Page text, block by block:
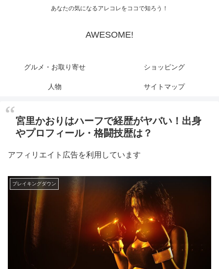
あなたの気になるアレコレをココで知ろう！
AWESOME!
グルメ・お取り寄せ ショッピング
人物 サイトマップ
宮里かおりはハーフで経歴がヤバい！出身
やプロフィール・格闘技歴は？
アフィリエイト広告を利用しています
ブレイキングダウン